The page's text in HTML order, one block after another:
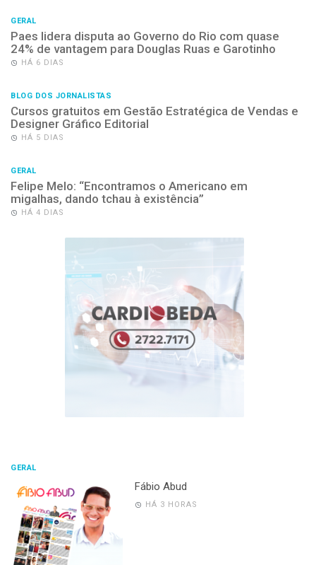
GERAL
Paes lidera disputa ao Governo do Rio com quase
24% de vantagem para Douglas Ruas e Garotinho
HÁ 6 DIAS
BLOG DOS JORNALISTAS
Cursos gratuitos em Gestão Estratégica de Vendas e
Designer Gráfico Editorial
HÁ 5 DIAS
GERAL
Felipe Melo: “Encontramos o Americano em
migalhas, dando tchau à existência”
HÁ 4 DIAS
GERAL
Fábio Abud
HÁ 3 HORAS